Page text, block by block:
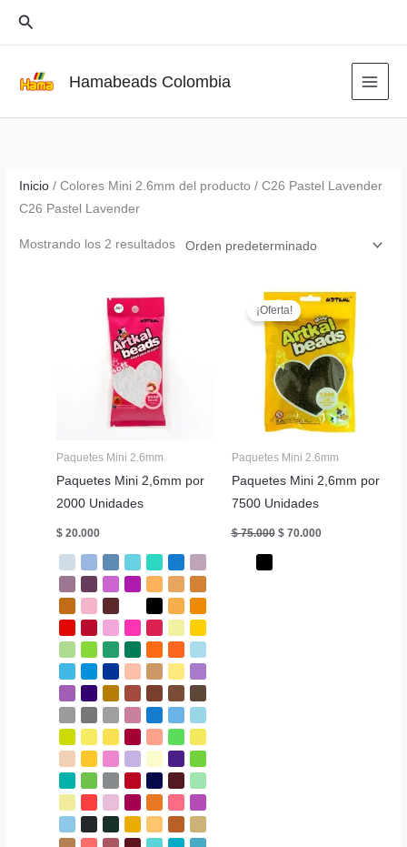
Buscar
Hamabeads Colombia
Inicio / Colores Mini 2.6mm del producto / C26 Pastel Lavender
C26 Pastel Lavender
Mostrando los 2 resultados
Paquetes Mini 2.6mm
Paquetes Mini 2,6mm por
2000 Unidades
$ 20.000
¡Oferta!
Paquetes Mini 2.6mm
Paquetes Mini 2,6mm por
7500 Unidades
$75.000 El
precio
$70.000El